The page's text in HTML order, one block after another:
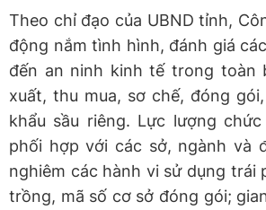
Theo chỉ đạo của UBND tỉnh,
động nắm tình hình, đánh giá
đến an ninh kinh tế trong toàn
xuất, thu mua, sơ chế, đóng
khẩu sầu riêng. Lực lượng
phối hợp với các sở, ngành và
nghiêm các hành vi sử dụng trái
trồng, mã số cơ sở đóng gói;